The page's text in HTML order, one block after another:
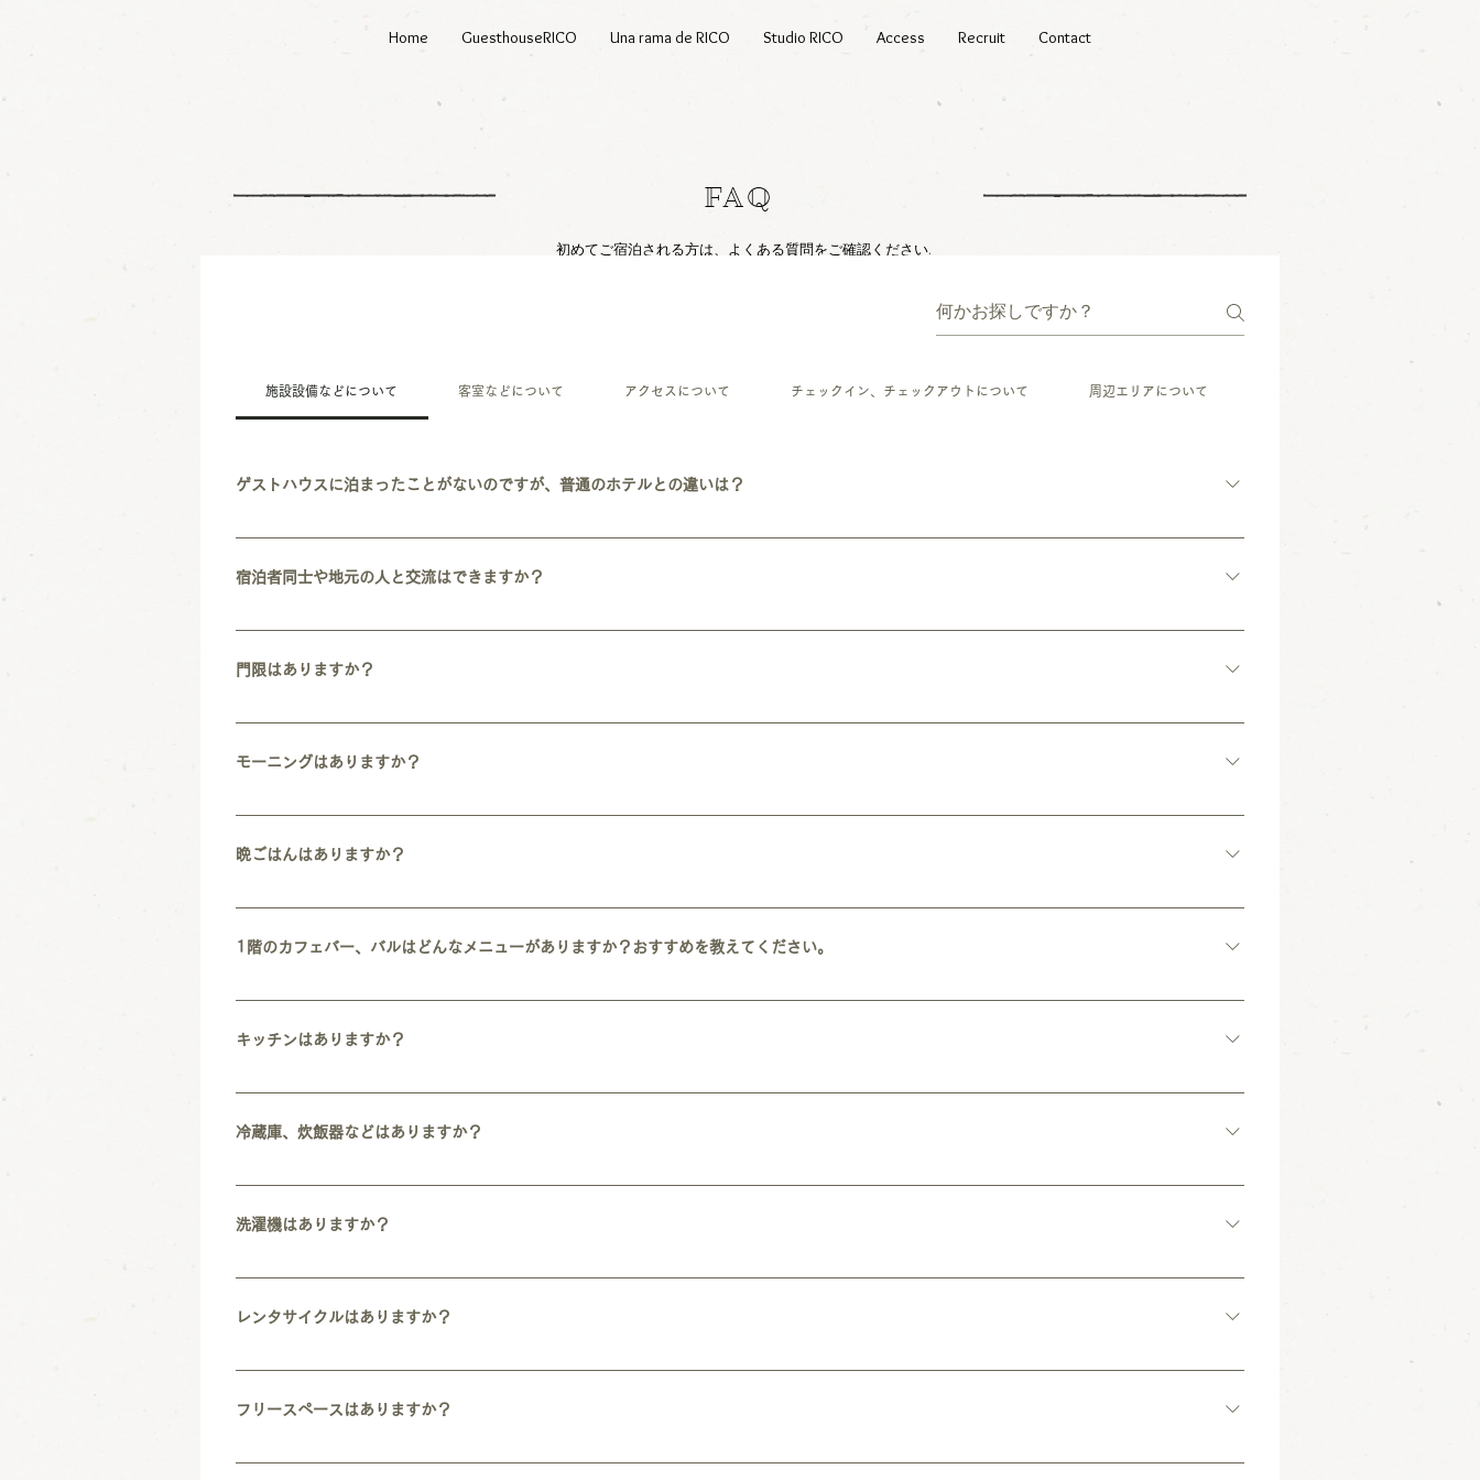
Home GuesthouseRICO Una rama de RICO Studio RICO Access Recruit Contact
FAQ
初めてご宿泊される方は、よくある質問をご確認ください.​
施設設備などについて 客室などについて アクセスについて チェックイン、チェックアウトについて 周辺エリアについて
ゲストハウスに泊まったことがないのですが、普通のホテルとの違いは？
一般のホテルとの違いは、5点あります。 ①素泊まりが基本です。 ②宿泊される方同士や、地元の方との交流スペースがあります。 ③ドミトリー（相部
参考ください。） ⑤お部屋によっては、ご自身でシーツのセッティングや返却をお願いしています。 RICOはドミトリーから完全個室まで、様々なタイプの
宿泊者同士や地元の人と交流はできますか？
日々、様々なご宿泊の方がいらっしゃいますし、季節やタイミングにもよりますが、 夜1階で営業しているバルに飲みに来ていただくと地元の方や、 ご宿泊
で利用いただいている 地元の方も利用されたり、住民の人も利用します。 シェアキッチンでもふとしたきっかけで話が弾むということがありますよ。
門限はありますか？
チェックイン後、門限はありません。 24時間出入り可能な出入口がありますので、そちらをご利用ください。 シャワーが共有のお部屋にお泊まりの方は、
モーニングはありますか？
2025年10月から土日限定で7:30-10:00に手作りクロワッサンのモーニングが始まります。 また実は和歌山は純喫茶が多い地域で、近隣にも7時から営業し
晩ごはんはありますか？
夜の飲食の営業は、 日曜日〜水曜日：営業時間18時〜22時（L.O.21時半） 木曜日〜土曜日：営業時間18時〜23時30分（L.O.23時） という形になりま
1階のカフェバー、バルはどんなメニューがありますか？おすすめを教えてください。
一番人気は「RICOのバスクチーズケーキ」です。 岩塩をかけて召し上がっていただくタイプで、 お酒のあてとしても召し上がっていただけます。 フライド
酒、ソフトドリンクなどは地元のものを色々と取り揃えています。 生ビール、ハイボールなど一部ドリンクは宿泊者割引で通常の半額になるものもありま
キッチンはありますか？
24時間ご利用いただけるシェアキッチンがあります。 またお部屋によってはキッチン付きのお部屋もあります。 お部屋で料理をされる方にはキッチンセッ
冷蔵庫、炊飯器などはありますか？
シェアキッチンにみんなの冷蔵庫と３合炊きの炊飯器、 トースター、オーブンレンジ、コーヒーメーカー、 瞬間湯沸かし器などがあります。
洗濯機はありますか？
洗濯機は基本的にありません。 徒歩3分圏内にコインランドリーがあり、そちらをご案内していますので、チェックイン時にスタッフにお声かけください。
機はなく、天気がいい日は屋上に干していただくことができます。
レンタサイクルはありますか？
24時間1,000円で利用可能なレンタサイクルを用意しています。 ご利用の方はレセプションにてお声がけください。
フリースペースはありますか？
24時間利用可能なシェアキッチンと、屋上があります。 屋上では瞑想をする方やヨガをする方もいらっしゃいます。